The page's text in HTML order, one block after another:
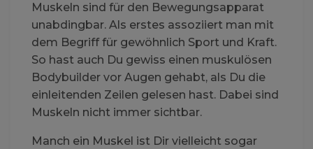
Muskeln sind für den Bewegungsapparat
unabdingbar. Als erstes assoziiert man mit
dem Begriff für gewöhnlich Sport und Kraft.
So hast auch Du gewiss einen muskulösen
Bodybuilder vor Augen gehabt, als Du die
einleitenden Zeilen gelesen hast. Dabei sind
Muskeln nicht immer sichtbar.
Manch ein Muskel ist Dir vielleicht sogar